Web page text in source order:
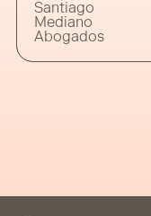
se aplicarán
2026, pero
Santiago
Mediano
Abogados